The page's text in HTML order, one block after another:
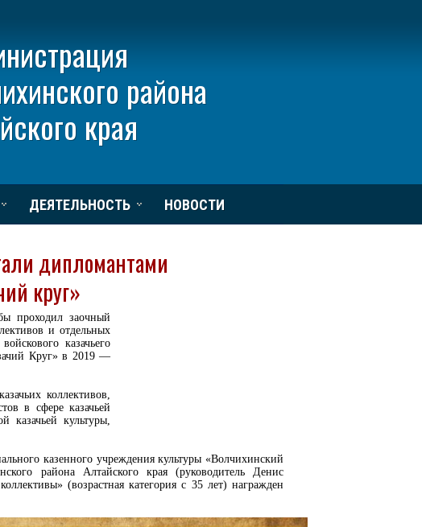
района
края
ДЕЯТЕЛЬНОСТЬ НОВОСТИ
дипломантами
круг»
проходил заочный
и отдельных
казачьего
Круг» в 2019 —
коллективов,
в сфере казачьей
казачьей культуры,
казенного учреждения культуры «Волчихинский
района Алтайского края (руководитель Денис
(возрастная категория с 35 лет) награжден